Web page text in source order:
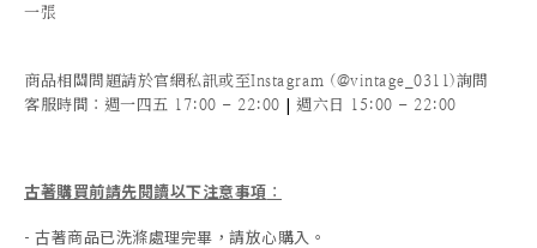
一張
商品相關問題請於官網私訊或至Instagram (@vintage_0311)詢問
客服時間 ：週一四五 17:00 - 22:00 | 週六日 15:00 - 22:00
古著購買前請先閱讀以下注意事項 ：
- 古著商品已洗滌處理完畢，請放心購入。